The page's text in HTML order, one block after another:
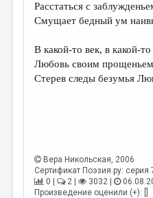
ОБЗОР ЛИТЕРАТУРЫ
ОБЪЯВЛЕНИЯ
МАЛАЯ ПРОЗА
ЭССЕИСТИКА
Расстаться с
Смущает бедный ум
В какой-то век, в какой-
Любовь своим
Стерев следы безумья
Вера Никольская, 2006
Сертификат Поэзия.ру:
0 |
2 | 3032 |
Произведение оценили (+): []